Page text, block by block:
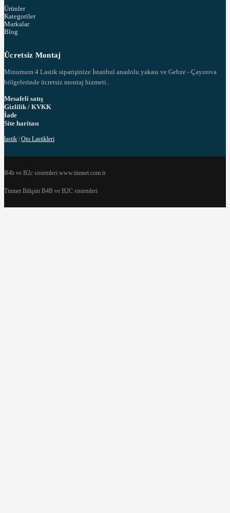
Ürünler
Kategoriler
Markalar
Blog
Ücretsiz Montaj
Minumum 4 Lastik siparişinize İstanbul anadolu yakası ve Gebze - Çayırova
bölgelerinde ücretsiz montaj hizmeti..
Mesafeli satış
Gizlilik / KVKK
İade
Site haritası
lastik Oto Lastikleri
B4b ve B2c sistemleri www.timnet.com.tr
Timnet Bilişim B4B ve B2C sistemleri